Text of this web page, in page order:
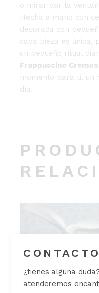
o mirar por la
Hecha a mano con
decorada con
cada pieza es única,
un pequeño ritual
Frappuccino
momento para ti, un
día.
CONTACTO
¿tienes alguna
atenderemos